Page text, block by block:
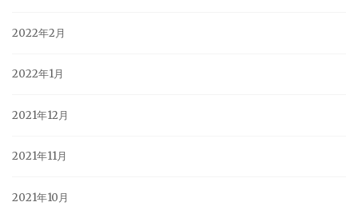
2022年2月
2022年1月
2021年12月
2021年11月
2021年10月